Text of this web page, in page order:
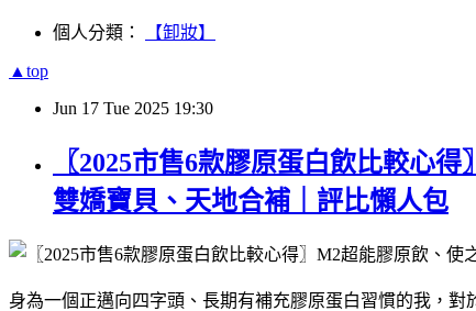
個人分類： 【卸妝】
▲top
Jun 17 Tue 2025 19:30
〖2025市售6款膠原蛋白飲比較心
雙嬌寶貝、天地合補｜評比懶人包
身為一個正邁向四字頭、長期有補充膠原蛋白習慣的我，